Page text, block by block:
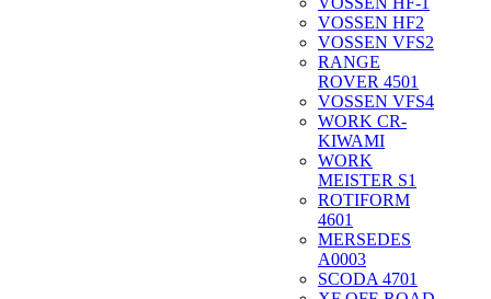
VOSSEN HF2
VOSSEN VFS2
RANGE
ROVER 4501
VOSSEN VFS4
WORK CR-
KIWAMI
WORK
MEISTER S1
ROTIFORM
4601
MERSEDES
A0003
SCODA 4701